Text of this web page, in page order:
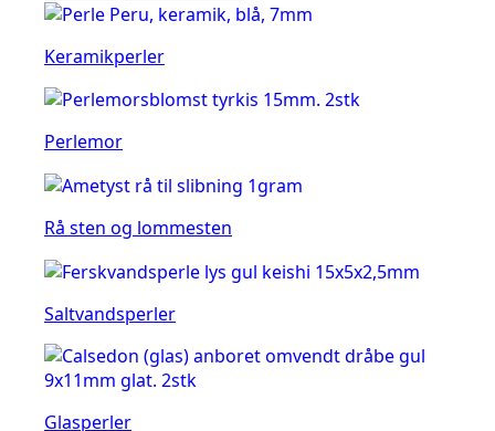
Keramikperler
Perlemor
Rå sten og lommesten
Saltvandsperler
Glasperler